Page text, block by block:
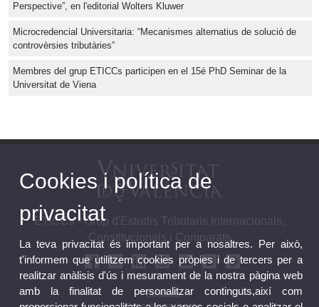
Perspective”, en l'editorial Wolters Kluwer
Microcredencial Universitaria: “Mecanismes alternatius de solució de
controvèrsies tributàries”
Membres del grup ETICCs participen en el 15é PhD Seminar de la
Universitat de Viena
ETICCs - Grup d'Estudis Tributaris Internacionals,
Constitucionals i Comparats
Contacte
Cookies i política de
privacitat
La teva privacitat és important per a nosaltres. Per això,
t'informem que utilitzem cookies pròpies i de tercers per a
realitzar anàlisis d'ús i mesurament de la nostra pàgina web
amb la finalitat de personalitzar continguts,així com